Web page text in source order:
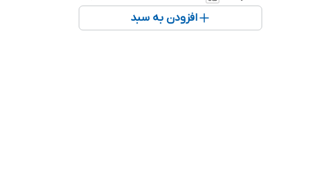
افزودن به سبد